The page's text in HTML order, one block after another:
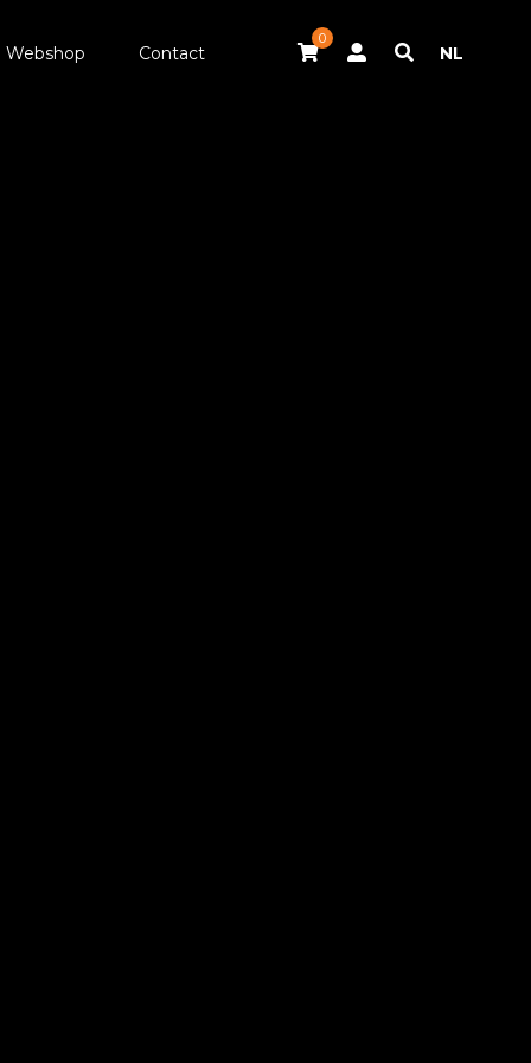
Webshop Contact
0
NL